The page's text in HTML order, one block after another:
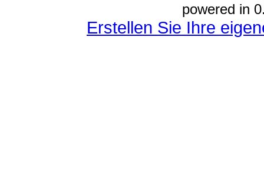
powered in
Erstellen Sie Ihre